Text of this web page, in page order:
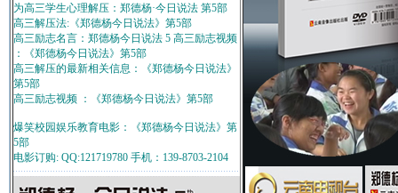
为高三学生心理解压：郑德杨·今日说法 第5部
高三解压法:《郑德杨今日说法》第5部
高三励志名言：郑德杨今日说法 5 高三励志视频
：《郑德杨今日说法》第5部
高三解压的最新相关信息：《郑德杨今日说法》
第5部
高三励志视频 ：《郑德杨今日说法》第5部
爆笑校园娱乐教育电影：《郑德杨今日说法》第
5部
电影订购: QQ:121719780 手机：139-8703-2104